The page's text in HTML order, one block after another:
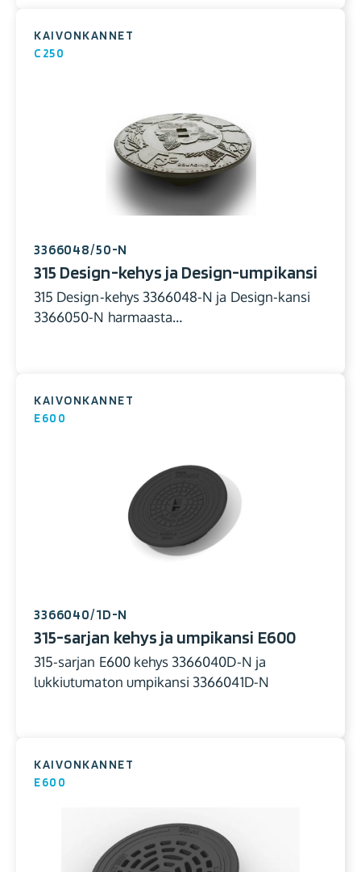
KAIVONKANNET
C250
3366048/50-N
315 Design-kehys ja Design-umpikansi
315 Design-kehys 3366048-N ja Design-kansi
3366050-N harmaasta…
KAIVONKANNET
E600
3366040/1D-N
315-sarjan kehys ja umpikansi E600
315-sarjan E600 kehys 3366040D-N ja
lukkiutumaton umpikansi 3366041D-N
KAIVONKANNET
E600